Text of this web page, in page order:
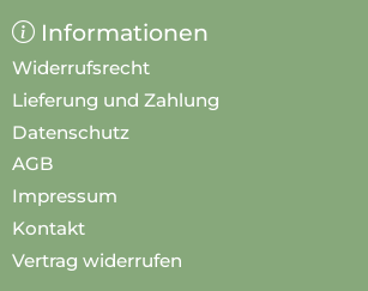
Informationen
Widerrufsrecht
Lieferung und Zahlung
Datenschutz
AGB
Impressum
Kontakt
Vertrag widerrufen